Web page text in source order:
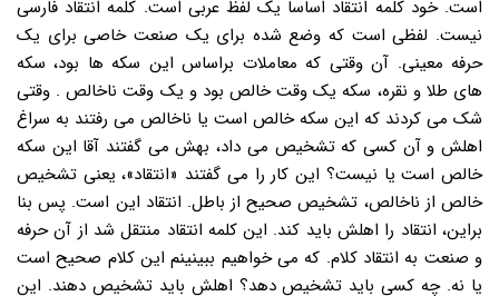
است. خود کلمه انتقاد اساساً یک لفظ عربی است. کلمه انتقاد فارسی
نیست. لفظی است که وضع شده برای یک صنعت خاصی برای یک
حرفه معینی. آن وقتی که معاملات براساس این سکه ها بود، سکه
های طلا و نقره، سکه یک وقت خالص بود و یک وقت ناخالص . وقتی
شک می کردند که این سکه خالص است یا ناخالص می رفتند به سراغ
اهلش و آن کسی که تشخیص می داد، بهش می گفتند آقا این سکه
خالص است یا نیست؟ این کار را می گفتند «انتقاد»، یعنی تشخیص
خالص از ناخالص، تشخیص صحیح از باطل. انتقاد این است. پس بنا
براین، انتقاد را اهلش باید کند. این کلمه انتقاد منتقل شد از آن حرفه
و صنعت به انتقاد کلام. که می خواهیم ببینینم این کلام صحیح است
یا نه. چه کسی باید تشخیص دهد؟ اهلش باید تشخیص دهند. این